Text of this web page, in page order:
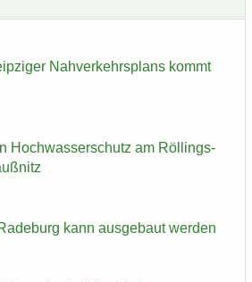
Nah­ver­kehrs­plans kommt
Hoch­was­ser­schutz am Röl­lings­
kann aus­ge­baut wer­den